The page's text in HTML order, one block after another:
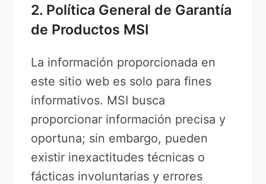
2. Política General de Garantía
de Productos MSI
La información proporcionada en
este sitio web es solo para fines
informativos. MSI busca
proporcionar información precisa y
oportuna; sin embargo, pueden
existir inexactitudes técnicas o
fácticas involuntarias y errores